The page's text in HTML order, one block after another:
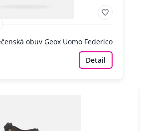
obuv Geox Uomo Federico
Detail